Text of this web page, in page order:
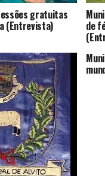
gratuitas
(Entrevista) de